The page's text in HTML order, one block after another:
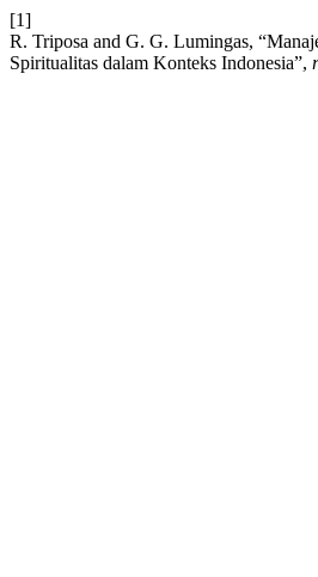
[1]
R. Triposa and G. G. Lumingas,
Spiritualitas dalam Konteks Indonesia”,